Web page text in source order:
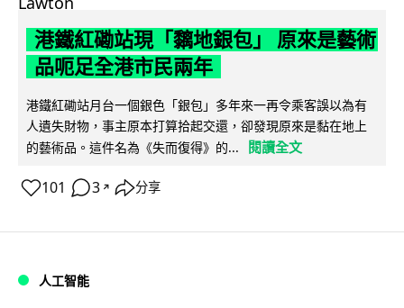
港鐵紅磡站現「黐地銀包」 原來是藝術
品呃足全港市民兩年
港鐵紅磡站月台一個銀色「銀包」多年來一再令乘客誤以為有
人遺失財物，事主原本打算拾起交還，卻發現原來是黏在地上
的藝術品。這件名為《失而復得》的...
閱讀全文
101 3 ↗ 分享
人工智能